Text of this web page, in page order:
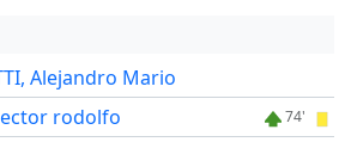
Alejandro Mario
rodolfo 74'